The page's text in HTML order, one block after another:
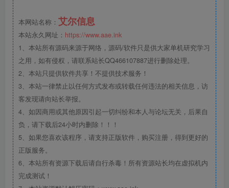
本网站名称： 艾尔信息
本站永久网址： https://www.aae.ink
1、本站所有源码来源于网络，源码/软件只是供大家单机研究学习
之用，如有侵权，请联系站长QQ466107887进行删除处理。
2、本站只提供软件共享！不提供技术服务！
3、本站一律禁止以任何方式发布或转载任何违法的相关信息，访
客发现请向站长举报。
4、如因商用或其他原因引起一切纠纷和本人与论坛无关，后果自
负，请下载后24小时内删除！！！
5、如果您喜欢该程序，请支持正版软件，购买注册，得到更好的
正版服务。
6、本站所有资源下载后请自行杀毒！所有资源站长均在虚拟机内
完成测试！